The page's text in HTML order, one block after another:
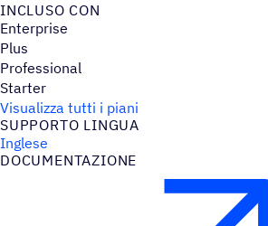
INCLUSO CON
Enterprise
Plus
Professional
Starter
Visualizza tutti i piani
SUPPORTO LINGUA
Inglese
DOCU­MEN­TA­ZIONE